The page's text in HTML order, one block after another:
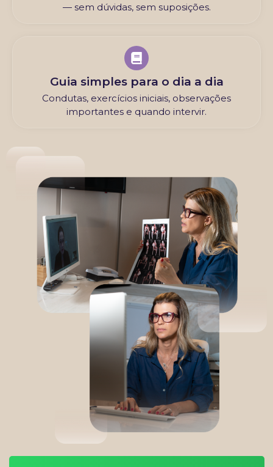
— sem dúvidas, sem suposições.
Guia simples para o dia a dia
Condutas, exercícios iniciais, observações
importantes e quando intervir.